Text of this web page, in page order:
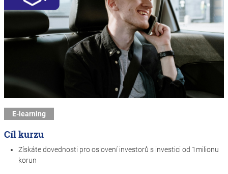
E-learning
Cíl kurzu
Získáte dovednosti pro oslovení investorů s investici od 1milionu
korun